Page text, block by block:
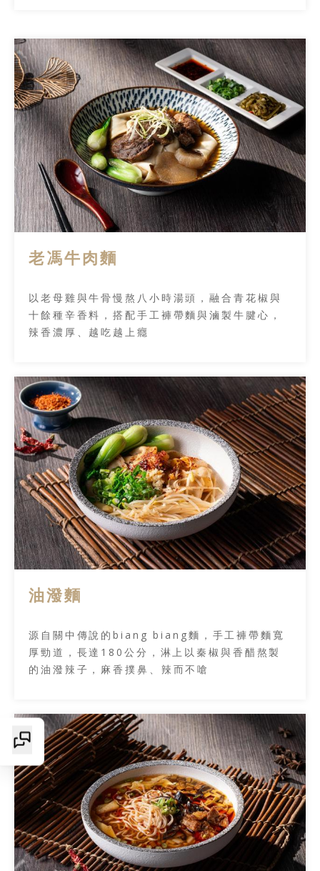
老馮牛肉麵
以老母雞與牛骨慢熬八小時湯頭，融合青花椒與
十餘種辛香料，搭配手工褲帶麵與滷製牛腱心，
辣香濃厚、越吃越上癮
油潑麵
源自關中傳說的biang biang麵，手工褲帶麵寬
厚勁道，長達180公分，淋上以秦椒與香醋熬製
的油潑辣子，麻香撲鼻、辣而不嗆